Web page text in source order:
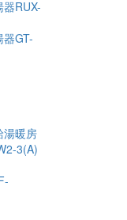
RUX-
GT-
湯暖房
3(A)